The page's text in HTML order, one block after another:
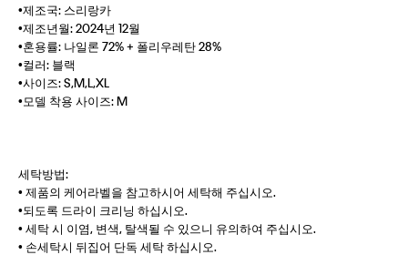
•제조국: 스리랑카
•제조년월: 2024년 12월
•혼용률: 나일론 72% + 폴리우레탄 28%
•컬러: 블랙
•사이즈: S,M,L,XL
•모델 착용 사이즈: M
세탁방법:
• 제품의 케어라벨을 참고하시어 세탁해 주십시오.
•되도록 드라이 크리닝 하십시오.
• 세탁 시 이염, 변색, 탈색될 수 있으니 유의하여 주십시오.
• 손세탁시 뒤집어 단독 세탁 하십시오.